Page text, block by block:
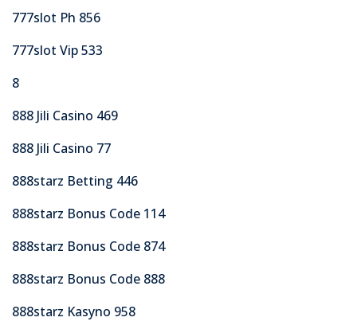
777slot Ph 856
777slot Vip 533
8
888 Jili Casino 469
888 Jili Casino 77
888starz Betting 446
888starz Bonus Code 114
888starz Bonus Code 874
888starz Bonus Code 888
888starz Kasyno 958